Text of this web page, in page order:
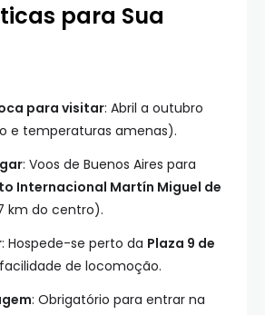
para Sua
para visitar: Abril a outubro
e temperaturas amenas).
: Voos de Buenos Aires para
Internacional Martín Miguel de
km do centro).
: Hospede-se perto da Plaza 9 de
de locomoção.
: Obrigatório para entrar na